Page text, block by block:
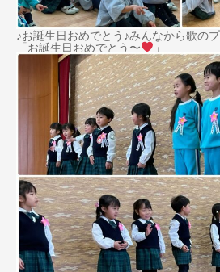
♪お誕生日おめでとう♪みんなから歌の
「お誕生日おめでとう〜
」